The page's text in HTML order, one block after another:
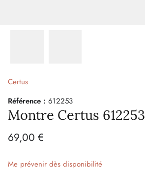
Certus
Référence : 612253
Montre Certus 612253
69,00 €
Me prévenir dès disponibilité